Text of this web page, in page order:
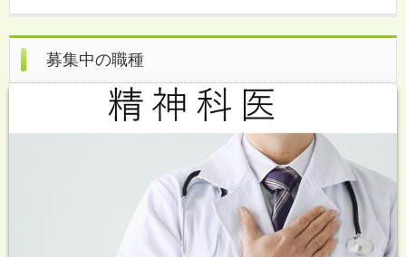
募集中の職種